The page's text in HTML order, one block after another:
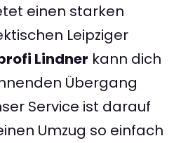
einen starken
Leipziger
Lindner kann dich
Übergang
Service ist darauf
Umzug so einfach